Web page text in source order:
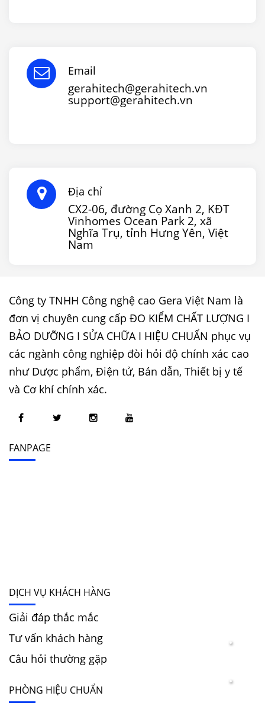
Email
gerahitech@gerahitech.vn
support@gerahitech.vn
Địa chỉ
CX2-06, đường Cọ Xanh 2, KĐT
Vinhomes Ocean Park 2, xã
Nghĩa Trụ, tỉnh Hưng Yên, Việt
Nam
Công ty TNHH Công nghệ cao Gera Việt Nam là
đơn vị chuyên cung cấp ĐO KIỂM CHẤT LƯỢNG I
BẢO DƯỠNG I SỬA CHỮA I HIỆU CHUẨN phục vụ
các ngành công nghiệp đòi hỏi độ chính xác cao
như Dược phẩm, Điện tử, Bán dẫn, Thiết bị y tế
và Cơ khí chính xác.
FANPAGE
DỊCH VỤ KHÁCH HÀNG
Giải đáp thắc mắc
Tư vấn khách hàng
Câu hỏi thường gặp
PHÒNG HIỆU CHUẨN